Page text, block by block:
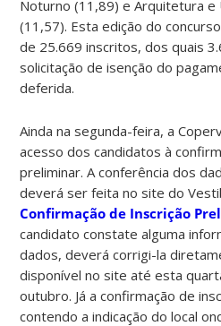
Noturno (11,89) e Arquitetura e
(11,57). Esta edição do
de 25.669 inscritos, dos quais
solicitação de isenção do
deferida.
Ainda na segunda-feira, a
acesso dos candidatos à
preliminar. A conferência dos
deverá ser feita no site do
Confirmação de Inscrição
candidato constate alguma
dados, deverá corrigi-la
disponível no site até esta
outubro. Já a confirmação de
contendo a indicação do local